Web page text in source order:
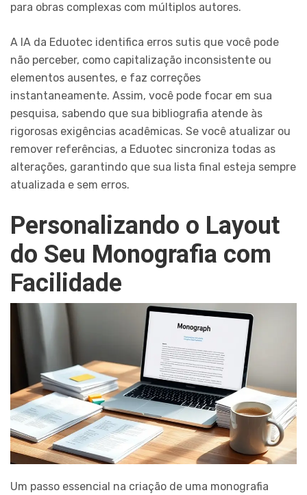
para obras complexas com múltiplos autores.
A IA da Eduotec identifica erros sutis que você pode
não perceber, como capitalização inconsistente ou
elementos ausentes, e faz correções
instantaneamente. Assim, você pode focar em sua
pesquisa, sabendo que sua bibliografia atende às
rigorosas exigências acadêmicas. Se você atualizar ou
remover referências, a Eduotec sincroniza todas as
alterações, garantindo que sua lista final esteja sempre
atualizada e sem erros.
Personalizando o Layout
do Seu Monografia com
Facilidade
Um passo essencial na criação de uma monografia